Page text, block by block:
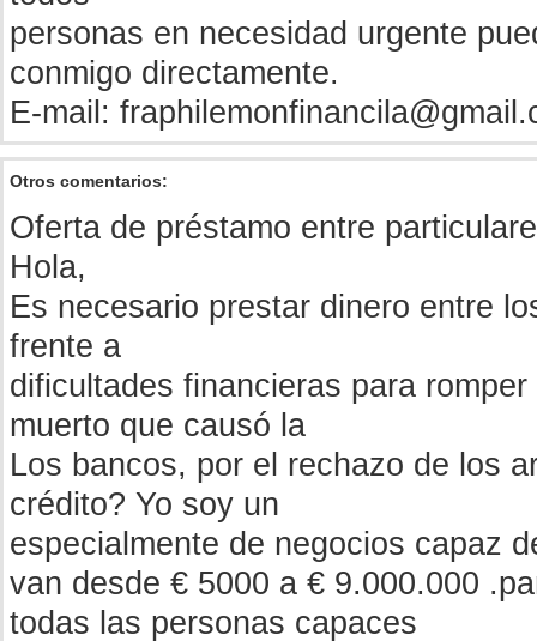
personas en necesidad urgente
conmigo directamente.
E-mail:
Otros comentarios:
Oferta de préstamo entre
Hola,
Es necesario prestar dinero entre
frente a
dificultades financieras para
muerto que causó la
Los bancos, por el rechazo de los
crédito? Yo soy un
especialmente de negocios capaz
van desde € 5000 a € 9.000.000
todas las personas capaces